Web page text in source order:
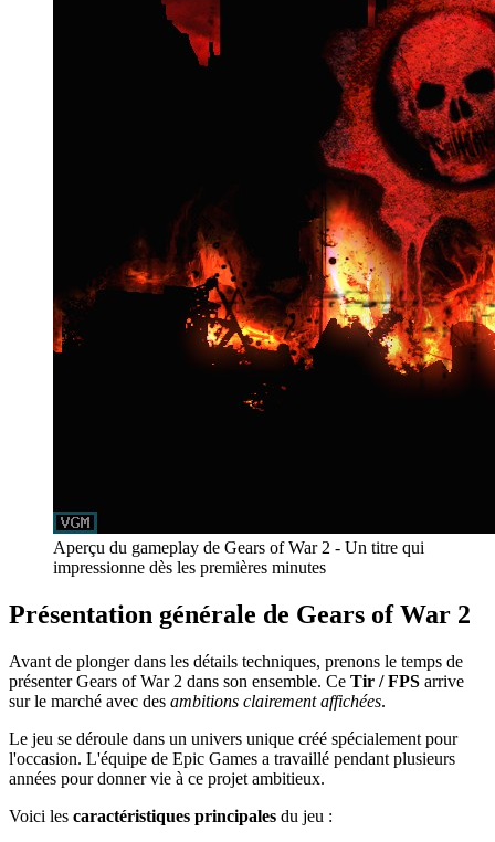
Aperçu du gameplay de Gears of War 2 - Un titre qui
impressionne dès les premières minutes
Présentation générale de Gears of War 2
Avant de plonger dans les détails techniques, prenons le temps de
présenter Gears of War 2 dans son ensemble. Ce Tir / FPS arrive
sur le marché avec des ambitions clairement affichées.
Le jeu se déroule dans un univers unique créé spécialement pour
l'occasion. L'équipe de Epic Games a travaillé pendant plusieurs
années pour donner vie à ce projet ambitieux.
Voici les caractéristiques principales du jeu :